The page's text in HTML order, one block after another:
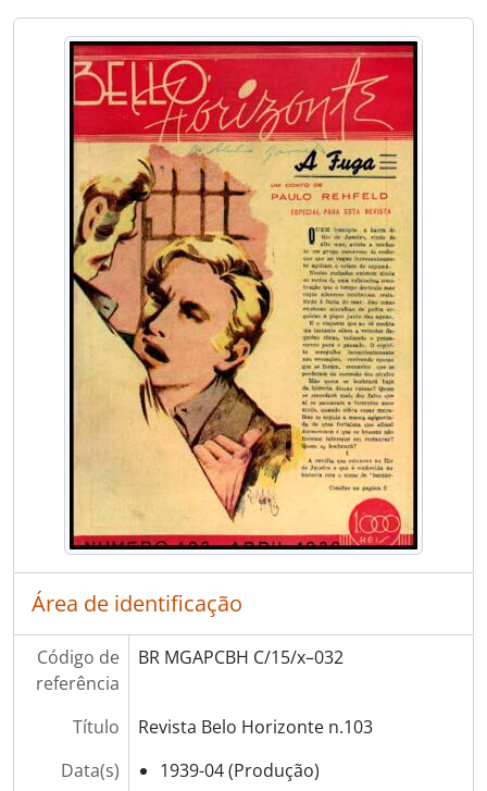
Área de identificação
Código de
referência
BR MGAPCBH C/15/x–032
Título
Revista Belo Horizonte n.103
Data(s)
1939-04 (Produção)